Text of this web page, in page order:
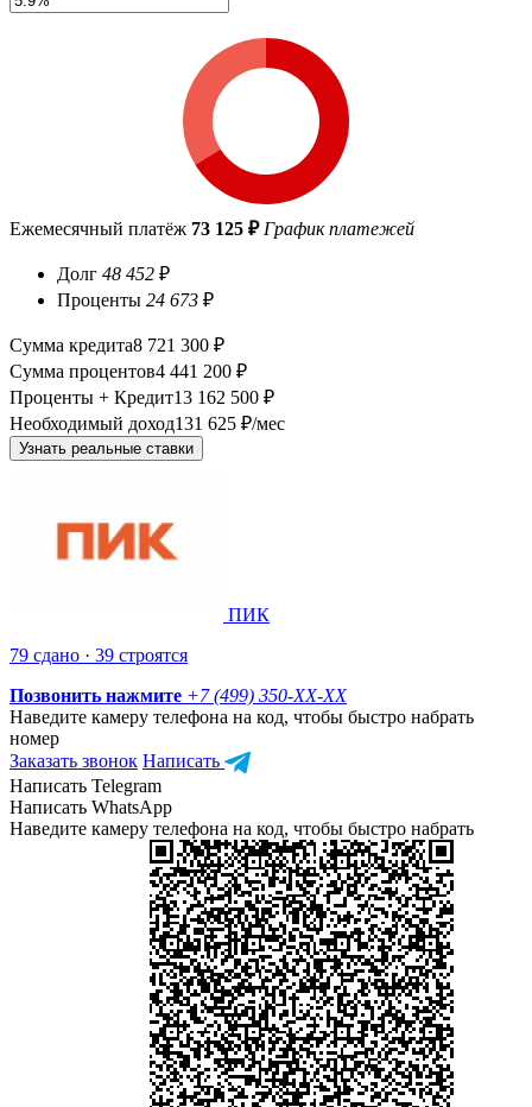
Ежемесячный платёж 73 125 ₽ График платежей
Долг 48 452 ₽
Проценты 24 673 ₽
Сумма кредита8 721 300 ₽
Сумма процентов4 441 200 ₽
Проценты + Кредит13 162 500 ₽
Необходимый доход131 625 ₽/мес
Узнать реальные ставки
ПИК
79 сдано · 39 строятся
Позвонить нажмите +7 (499) 350-XX-XX
Наведите камеру телефона на код, чтобы быстро набрать
номер
Заказать звонок Написать
Написать Telegram
Написать WhatsApp
Наведите камеру телефона на код, чтобы быстро набрать